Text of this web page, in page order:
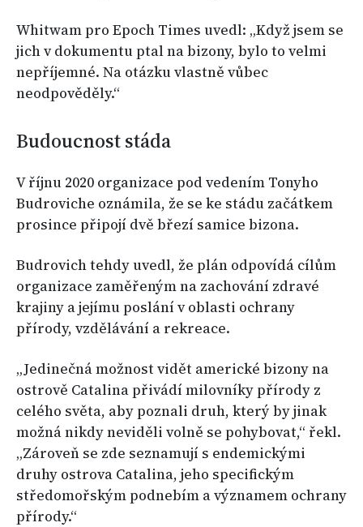
Whitwam pro Epoch Times uvedl: „Když jsem se
jich v dokumentu ptal na bizony, bylo to velmi
nepříjemné. Na otázku vlastně vůbec
neodpověděly.“
Budoucnost stáda
V říjnu 2020 organizace pod vedením Tonyho
Budroviche oznámila, že se ke stádu začátkem
prosince připojí dvě březí samice bizona.
Budrovich tehdy uvedl, že plán odpovídá cílům
organizace zaměřeným na zachování zdravé
krajiny a jejímu poslání v oblasti ochrany
přírody, vzdělávání a rekreace.
„Jedinečná možnost vidět americké bizony na
ostrově Catalina přivádí milovníky přírody z
celého světa, aby poznali druh, který by jinak
možná nikdy neviděli volně se pohybovat,“ řekl.
„Zároveň se zde seznamují s endemickými
druhy ostrova Catalina, jeho specifickým
středomořským podnebím a významem ochrany
přírody.“